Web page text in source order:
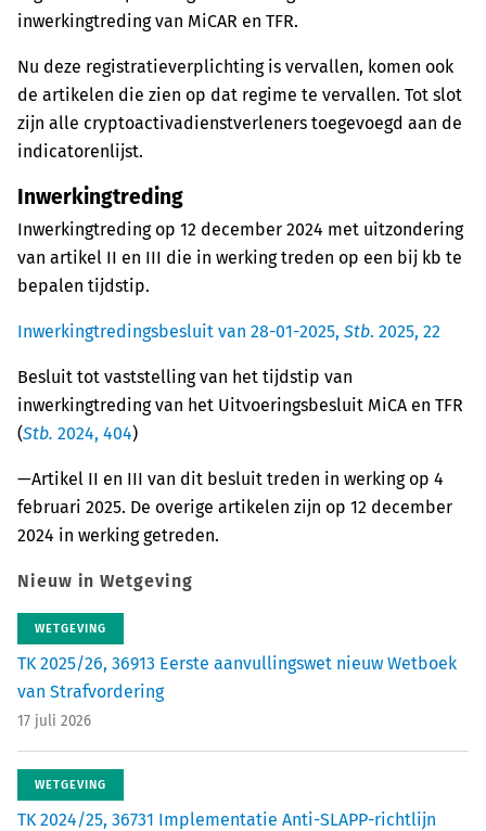
inwerkingtreding van MiCAR en TFR.
Nu deze registratieverplichting is vervallen, komen ook
de artikelen die zien op dat regime te vervallen. Tot slot
zijn alle cryptoactivadienstverleners toegevoegd aan de
indicatorenlijst.
Inwerkingtreding
Inwerkingtreding op 12 december 2024 met uitzondering
van artikel II en III die in werking treden op een bij kb te
bepalen tijdstip.
Inwerkingtredingsbesluit van 28-01-2025, Stb. 2025, 22
Besluit tot vaststelling van het tijdstip van
inwerkingtreding van het Uitvoeringsbesluit MiCA en TFR
(Stb. 2024, 404)
—Artikel II en III van dit besluit treden in werking op 4
februari 2025. De overige artikelen zijn op 12 december
2024 in werking getreden.
Nieuw in Wetgeving
WETGEVING
TK 2025/26, 36913 Eerste aanvullingswet nieuw Wetboek
van Strafvordering
17 juli 2026
WETGEVING
TK 2024/25, 36731 Implementatie Anti-SLAPP-richtlijn